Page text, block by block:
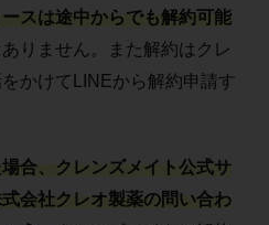
スは途中からでも解約可能
りません。また解約はクレ
かけてLINEから解約申請す
合、クレンズメイト公式サ
会社クレオ製薬の問い合わ